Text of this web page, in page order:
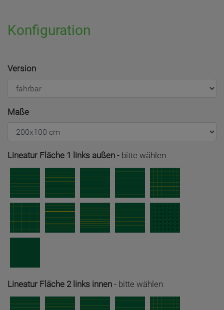
Konfiguration
Version
Maße
Lineatur Fläche 1 links außen - bitte wählen
Lineatur Fläche 2 links innen - bitte wählen